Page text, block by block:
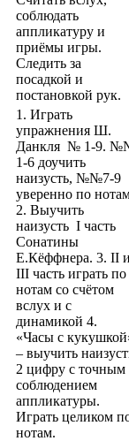
соблюдать
аппликатуру и
приёмы игры.
Следить за
посадкой и
постановкой рук.
1. Играть
упражнения Ш.
Данкля № 1-9.
1-6 доучить
наизусть, №№7-9
уверенно по
2. Выучить
наизусть I часть
Сонатины
Е.Кёффнера. 3. II
III часть играть по
нотам со счётом
вслух и с
динамикой 4.
«Часы с
– выучить
2 цифру с точным
соблюдением
аппликатуры.
Играть целиком
нотам.